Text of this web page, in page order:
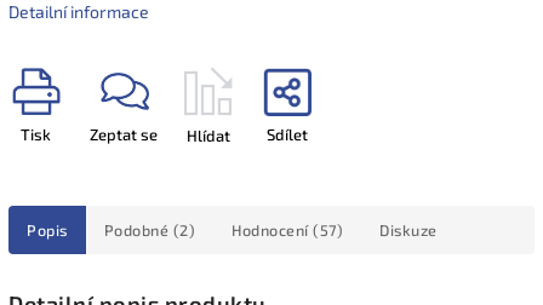
Detailní informace
Tisk Zeptat se Hlídat Sdílet
Popis Podobné (2) Hodnocení (57) Diskuze